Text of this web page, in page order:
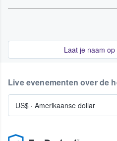
Laat je naam
Live evenementen over de
US$ · Amerikaanse dollar